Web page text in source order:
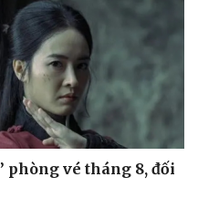
phòng vé tháng 8, đối